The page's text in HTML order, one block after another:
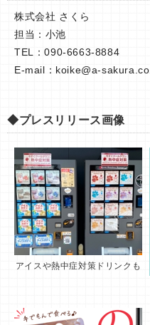
株式会社 さくら
担当：小池
TEL：090-6663-8884
E-mail： koike@a-
◆プレスリリース画像
アイスや熱中症対策ドリンクも